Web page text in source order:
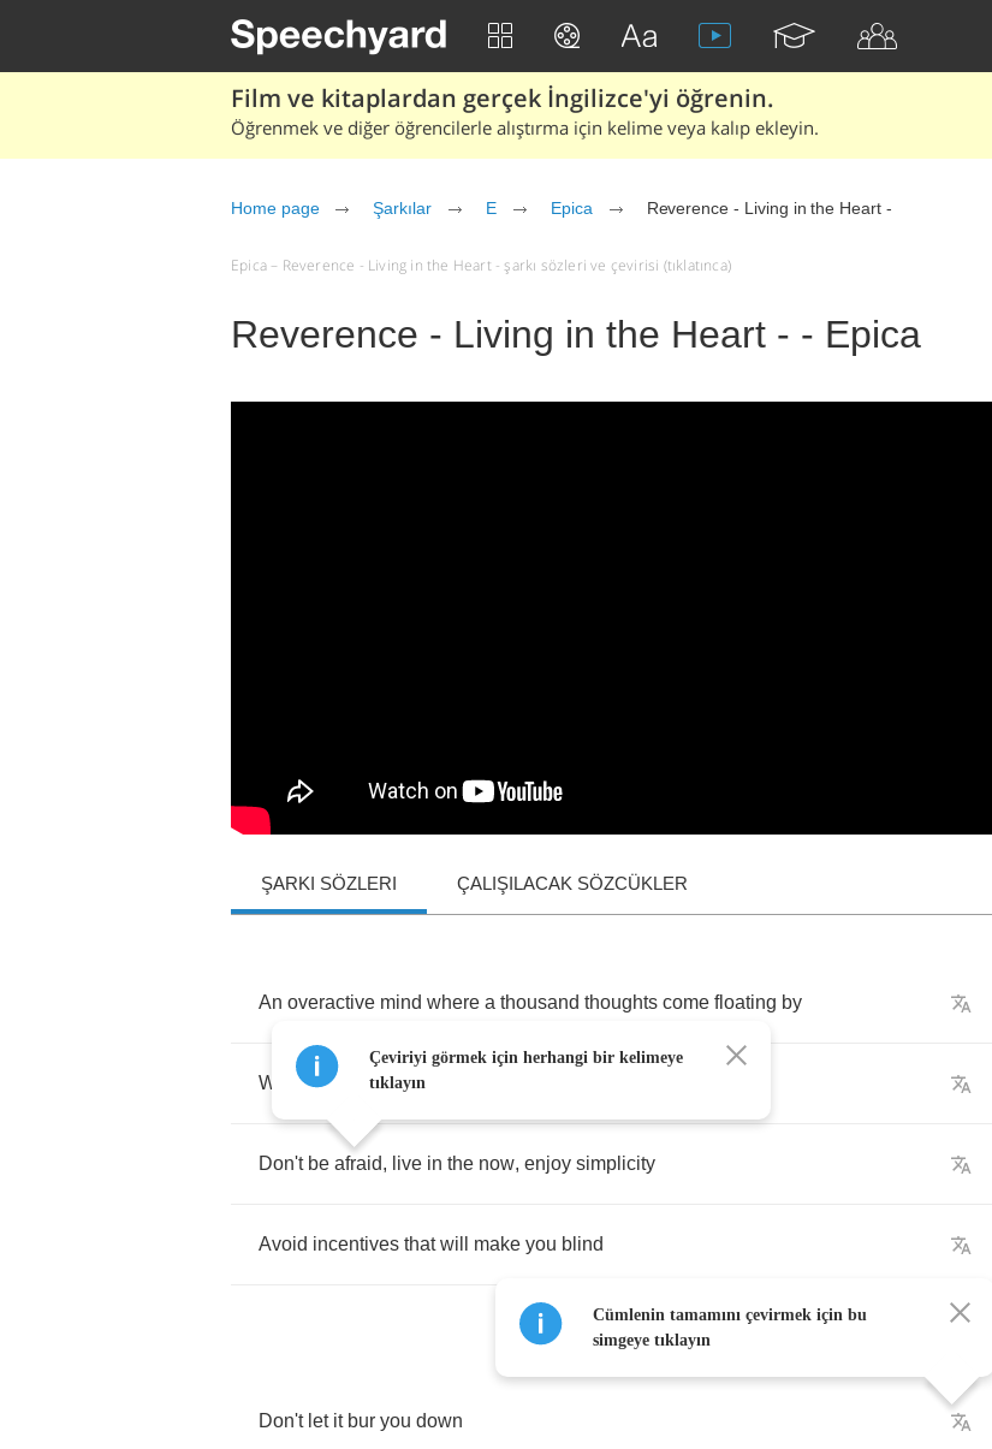
Film ve kitaplardan gerçek İngilizce'yi öğrenin.
Öğrenmek ve diğer öğrencilerle alıştırma için kelime veya kalıp ekleyin.
Home page Şarkılar E Epica Reverence - Living in the Heart -
Epica – Reverence - Living in the Heart - şarkı sözleri ve çevirisi (tıklatınca)
Reverence - Living in the Heart - - Epica
ŞARKI SÖZLERI ÇALIŞILACAK SÖZCÜKLER
An overactive mind where a thousand thoughts come floating by
Will not be able to slow
Don't be afraid, live in the now, enjoy simplicity
Avoid incentives that will make you blind
Don't let it bur you down
Çeviriyi görmek için herhangi bir kelimeye
tıklayın
Cümlenin tamamını çevirmek için bu
simgeye tıklayın